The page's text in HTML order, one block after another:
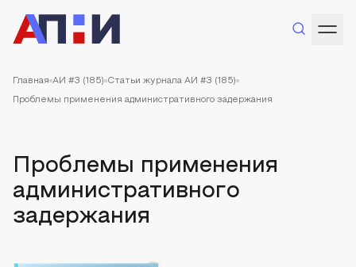
Главная АИ #3 (185) Статьи журнала АИ #3 (185)
Проблемы применения административного задержания
Проблемы применения
административного
задержания